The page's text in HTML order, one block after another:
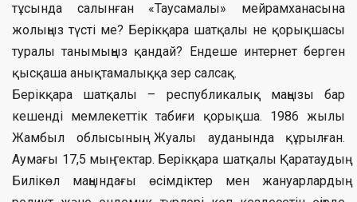
тұсында салынған «Таусамалы» мейрамханасына
жолыңыз түсті ме? Берікқара шатқалы не қорықшасы
туралы танымыңыз қандай? Ендеше интернет берген
қысқаша анықтамалыққа зер салсақ.
Берікқара шатқалы – республикалық маңызы бар
кешенді мемлекеттік табиғи қорықша. 1986 жылы
Жамбыл облысының Жуалы ауданында құрылған.
Аумағы 17,5 мың гектар. Берікқара шатқалы Қаратаудың
Билікөл маңындағы өсімдіктер мен жануарлардың